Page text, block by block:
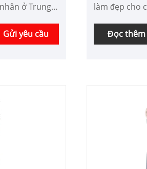
ở Trung
sử dụng tại
với các dịch
lai.
Gửi yêu cầu
làm đẹp cho
Trung Quốc
Chúng tôi có
mong muốn
doanh
Đọc thêm